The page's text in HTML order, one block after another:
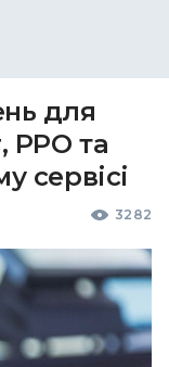
для
РРО та
сервісі
3282